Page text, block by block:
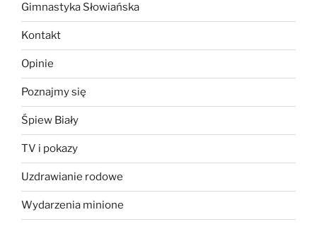
Gimnastyka Słowiańska
Kontakt
Opinie
Poznajmy się
Śpiew Biały
TV i pokazy
Uzdrawianie rodowe
Wydarzenia minione